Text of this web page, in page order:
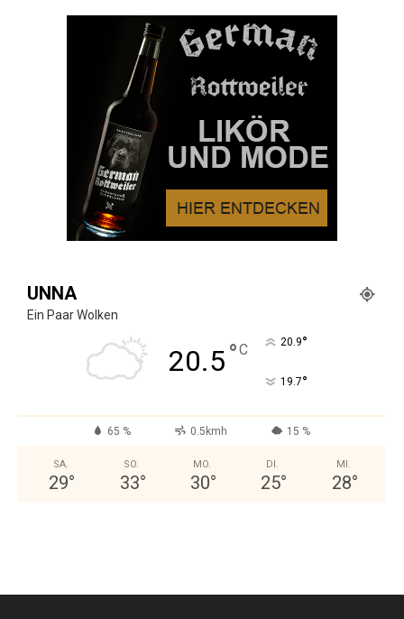
UNNA
Ein Paar Wolken
20.5°C 20.9°
19.7°
65 % 0.5kmh 15 %
SA.
29°
SO.
33°
MO.
30°
DI.
25°
MI.
28°